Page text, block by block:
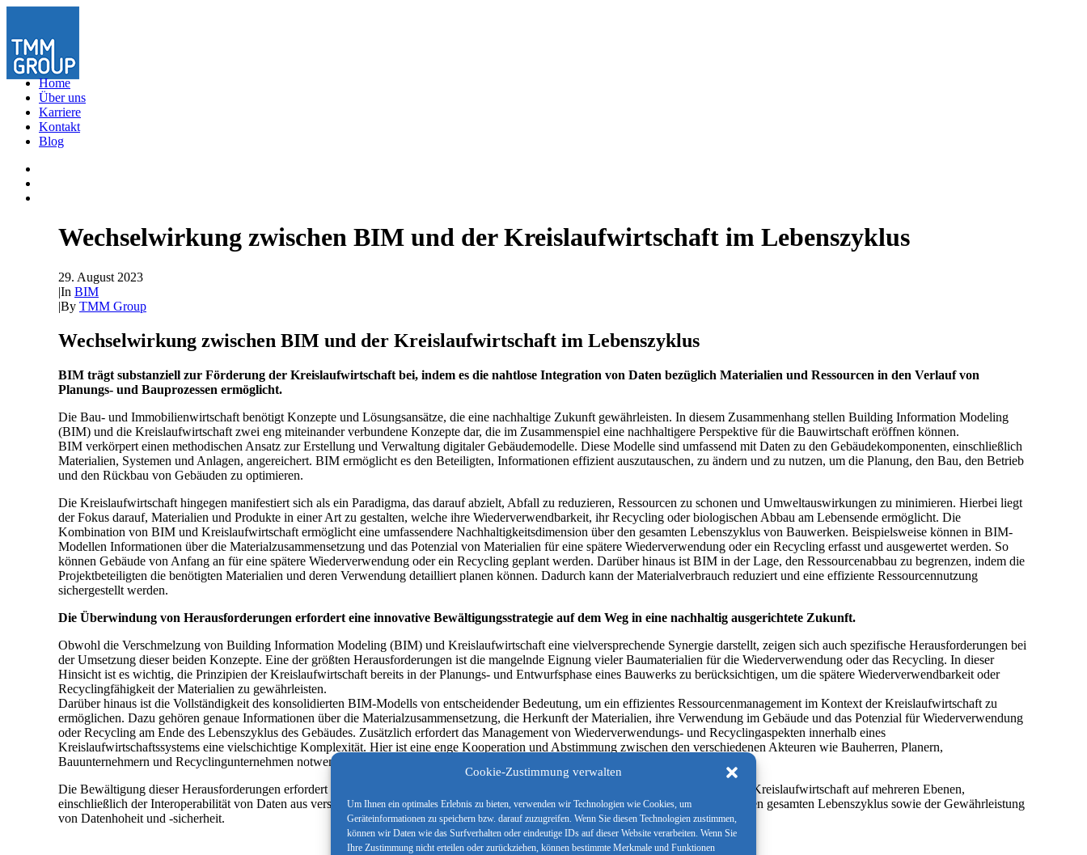
Cookie-Zustimmung verwalten
Um Ihnen ein optimales Erlebnis zu bieten, verwenden wir Technologien wie Cookies, um
Geräteinformationen zu speichern bzw. darauf zuzugreifen. Wenn Sie diesen Technologien zustimmen,
können wir Daten wie das Surfverhalten oder eindeutige IDs auf dieser Website verarbeiten. Wenn Sie
Ihre Zustimmung nicht erteilen oder zurückziehen, können bestimmte Merkmale und Funktionen
Home
Über uns
Karriere
Kontakt
Blog
Wechselwirkung zwischen BIM und der Kreislaufwirtschaft im Lebenszyklus
29. August 2023
|In BIM
|By TMM Group
Wechselwirkung zwischen BIM und der Kreislaufwirtschaft im Lebenszyklus
BIM trägt substanziell zur Förderung der Kreislaufwirtschaft bei, indem es die nahtlose Integration von Daten bezüglich Materialien und Ressourcen in den Verlauf von
Planungs- und Bauprozessen ermöglicht.
Die Bau- und Immobilienwirtschaft benötigt Konzepte und Lösungsansätze, die eine nachhaltige Zukunft gewährleisten. In diesem Zusammenhang stellen Building Information Modeling
(BIM) und die Kreislaufwirtschaft zwei eng miteinander verbundene Konzepte dar, die im Zusammenspiel eine nachhaltigere Perspektive für die Bauwirtschaft eröffnen können.
BIM verkörpert einen methodischen Ansatz zur Erstellung und Verwaltung digitaler Gebäudemodelle. Diese Modelle sind umfassend mit Daten zu den Gebäudekomponenten, einschließlich
Materialien, Systemen und Anlagen, angereichert. BIM ermöglicht es den Beteiligten, Informationen effizient auszutauschen, zu ändern und zu nutzen, um die Planung, den Bau, den Betrieb
und den Rückbau von Gebäuden zu optimieren.
Die Kreislaufwirtschaft hingegen manifestiert sich als ein Paradigma, das darauf abzielt, Abfall zu reduzieren, Ressourcen zu schonen und Umweltauswirkungen zu minimieren. Hierbei liegt
der Fokus darauf, Materialien und Produkte in einer Art zu gestalten, welche ihre Wiederverwendbarkeit, ihr Recycling oder biologischen Abbau am Lebensende ermöglicht. Die
Kombination von BIM und Kreislaufwirtschaft ermöglicht eine umfassendere Nachhaltigkeitsdimension über den gesamten Lebenszyklus von Bauwerken. Beispielsweise können in BIM-
Modellen Informationen über die Materialzusammensetzung und das Potenzial von Materialien für eine spätere Wiederverwendung oder ein Recycling erfasst und ausgewertet werden. So
können Gebäude von Anfang an für eine spätere Wiederverwendung oder ein Recycling geplant werden. Darüber hinaus ist BIM in der Lage, den Ressourcenabbau zu begrenzen, indem die
Projektbeteiligten die benötigten Materialien und deren Verwendung detailliert planen können. Dadurch kann der Materialverbrauch reduziert und eine effiziente Ressourcennutzung
sichergestellt werden.
Die Überwindung von Herausforderungen erfordert eine innovative Bewältigungsstrategie auf dem Weg in eine nachhaltig ausgerichtete Zukunft.
Obwohl die Verschmelzung von Building Information Modeling (BIM) und Kreislaufwirtschaft eine vielversprechende Synergie darstellt, zeigen sich auch spezifische Herausforderungen bei
der Umsetzung dieser beiden Konzepte. Eine der größten Herausforderungen ist die mangelnde Eignung vieler Baumaterialien für die Wiederverwendung oder das Recycling. In dieser
Hinsicht ist es wichtig, die Prinzipien der Kreislaufwirtschaft bereits in der Planungs- und Entwurfsphase eines Bauwerks zu berücksichtigen, um die spätere Wiederverwendbarkeit oder
Recyclingfähigkeit der Materialien zu gewährleisten.
Darüber hinaus ist die Vollständigkeit des konsolidierten BIM-Modells von entscheidender Bedeutung, um ein effizientes Ressourcenmanagement im Kontext der Kreislaufwirtschaft zu
ermöglichen. Dazu gehören genaue Informationen über die Materialzusammensetzung, die Herkunft der Materialien, ihre Verwendung im Gebäude und das Potenzial für Wiederverwendung
oder Recycling am Ende des Lebenszyklus des Gebäudes. Zusätzlich erfordert das Management von Wiederverwendungs- und Recyclingaspekten innerhalb eines
Kreislaufwirtschaftssystems eine vielschichtige Komplexität. Hier ist eine enge Kooperation und Abstimmung zwischen den verschiedenen Akteuren wie Bauherren, Planern,
Bauunternehmern und Recyclingunternehmen notwendig, um eine reibungslose Umsetzung der Kreislaufwirtschaft zu gewährleisten.
Die Bewältigung dieser Herausforderungen erfordert innovative Ansätze und Lösungen. Dies betrifft auch die Integration von BIM und Kreislaufwirtschaft auf mehreren Ebenen,
einschließlich der Interoperabilität von Daten aus verschiedenen Softwarelösungen, der Nutzung von Material- und Umweltdaten über den gesamten Lebenszyklus sowie der Gewährleistung
von Datenhoheit und -sicherheit.